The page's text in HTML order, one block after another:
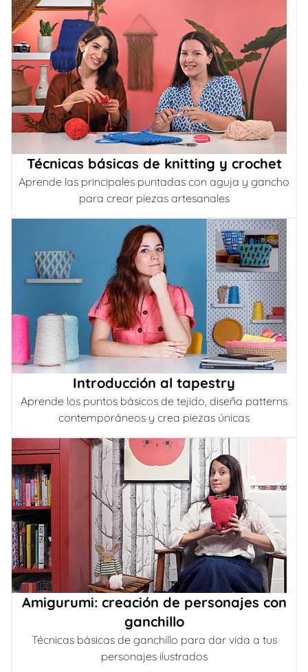
Técnicas básicas de knitting y crochet
Aprende las principales puntadas con aguja y gancho
para crear piezas artesanales
Introducción al tapestry
Aprende los puntos básicos de tejido, diseña patterns
contemporáneos y crea piezas únicas
Amigurumi: creación de personajes con
ganchillo
Técnicas básicas de ganchillo para dar vida a tus
personajes ilustrados